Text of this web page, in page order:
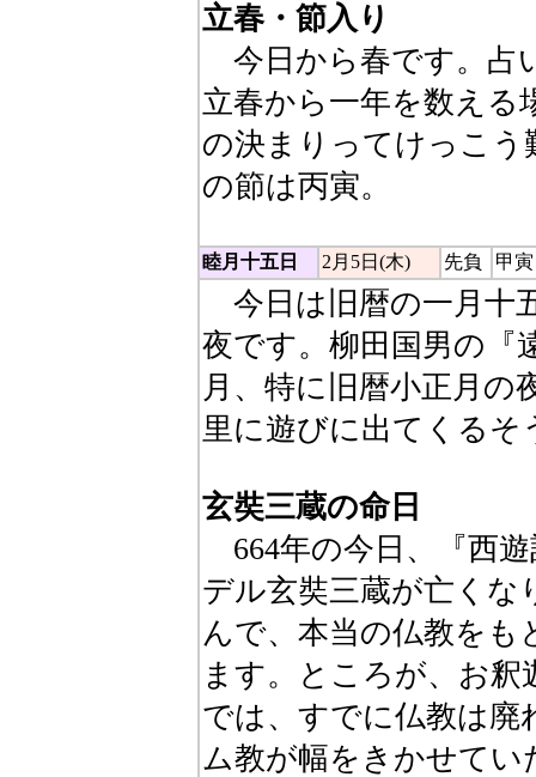
立春・節入り
今日から春です。占
立春から一年を数える
の決まりってけっこ
の節は丙寅。
睦月十五日 2月5日(木) 先負 甲寅
今日は旧暦の一月十
夜です。柳田国男の『
月、特に旧暦小正月の
里に遊びに出てくるそ
玄奘三蔵の命日
664年の今日、『西
デル玄奘三蔵が亡くな
んで、本当の仏教をも
ます。ところが、お
では、すでに仏教は
ム教が幅をきかせて